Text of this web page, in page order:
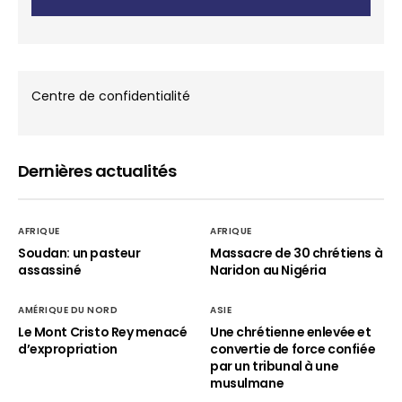
Centre de confidentialité
Dernières actualités
AFRIQUE
Soudan: un pasteur
assassiné
AFRIQUE
Massacre de 30 chrétiens à
Naridon au Nigéria
AMÉRIQUE DU NORD
Le Mont Cristo Rey menacé
d’expropriation
ASIE
Une chrétienne enlevée et
convertie de force confiée
par un tribunal à une
musulmane